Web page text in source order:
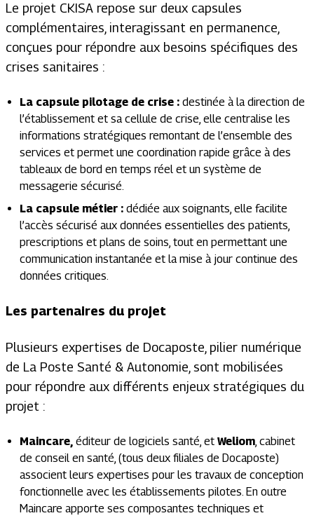
Le projet CKISA repose sur deux capsules
complémentaires, interagissant en permanence,
conçues pour répondre aux besoins spécifiques des
crises sanitaires :
La capsule pilotage de crise : destinée à la direction de
l’établissement et sa cellule de crise, elle centralise les
informations stratégiques remontant de l’ensemble des
services et permet une coordination rapide grâce à des
tableaux de bord en temps réel et un système de
messagerie sécurisé.
La capsule métier : dédiée aux soignants, elle facilite
l’accès sécurisé aux données essentielles des patients,
prescriptions et plans de soins, tout en permettant une
communication instantanée et la mise à jour continue des
données critiques.
Les partenaires du projet
Plusieurs expertises de Docaposte, pilier numérique
de La Poste Santé & Autonomie, sont mobilisées
pour répondre aux différents enjeux stratégiques du
projet :
Maincare, éditeur de logiciels santé, et Weliom, cabinet
de conseil en santé, (tous deux filiales de Docaposte)
associent leurs expertises pour les travaux de conception
fonctionnelle avec les établissements pilotes. En outre
Maincare apporte ses composantes techniques et